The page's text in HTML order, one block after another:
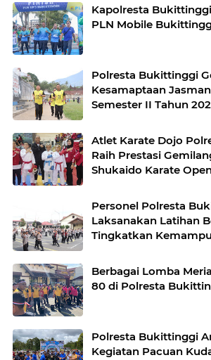
Kapolresta
PLN Mobile
Polresta Bukittinggi
Kesamaptaan
Semester II Tahun
Atlet Karate Dojo
Raih Prestasi
Shukaido Karate
Personel Polresta
Laksanakan Latihan
Tingkatkan
Berbagai Lomba
80 di Polresta
Polresta Bukittinggi
Kegiatan Pacuan